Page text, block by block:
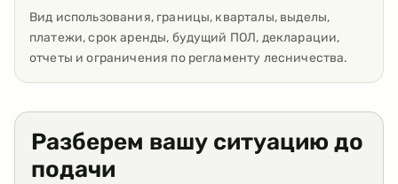
Вид использования, границы, кварталы, выделы,
платежи, срок аренды, будущий ПОЛ, декларации,
отчеты и ограничения по регламенту лесничества.
Разберем вашу ситуацию до
подачи